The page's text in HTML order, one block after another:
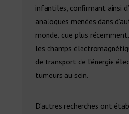
infantiles, confirmant ainsi
analogues menées dans
monde, que plus
les champs
de transport de l’énergie
tumeurs au sein.
D’autres recherches ont